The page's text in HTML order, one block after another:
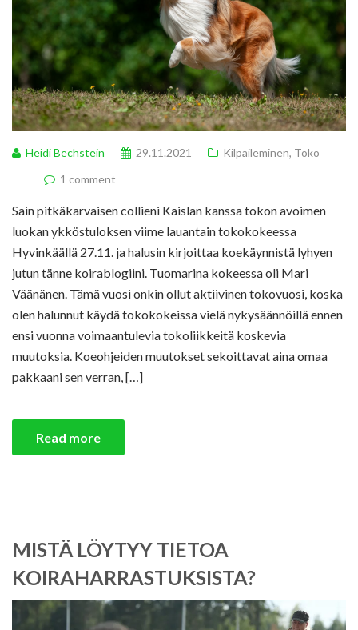
Heidi Bechstein 29.11.2021 Kilpaileminen, Toko
1 comment
Sain pitkäkarvaisen collieni Kaislan kanssa tokon avoimen
luokan ykköstuloksen viime lauantain tokokokeessa
Hyvinkäällä 27.11. ja halusin kirjoittaa koekäynnistä lyhyen
jutun tänne koirablogiini. Tuomarina kokeessa oli Mari
Väänänen. Tämä vuosi onkin ollut aktiivinen tokovuosi, koska
olen halunnut käydä tokokokeissa vielä nykysäännöillä ennen
ensi vuonna voimaantulevia tokoliikkeitä koskevia
muutoksia. Koeohjeiden muutokset sekoittavat aina omaa
pakkaani sen verran, […]
Read more
MISTÄ LÖYTYY TIETOA
KOIRAHARRASTUKSISTA?